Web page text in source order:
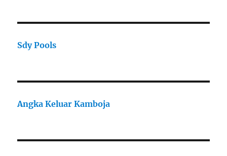
Sdy Pools
Angka Keluar Kamboja